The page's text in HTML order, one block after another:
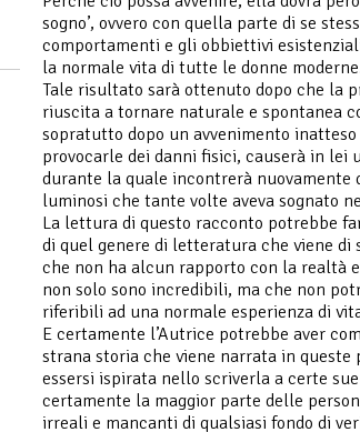
sogno’, ovvero con quella parte di se
comportamenti e gli obbiettivi
la normale vita di tutte le donne
Tale risultato sarà ottenuto dopo che la
riuscita a tornare naturale e spontanea
sopratutto dopo un avvenimento
provocarle dei danni fisici, causerà in lei
durante la quale incontrerà nuovamente
luminosi che tante volte aveva sognato
La lettura di questo racconto potrebbe
di quel genere di letteratura che viene
che non ha alcun rapporto con la realtà
non solo sono incredibili, ma che non
riferibili ad una normale esperienza di
E certamente l’Autrice potrebbe aver
strana storia che viene narrata in queste
essersi ispirata nello scriverla a certe
certamente la maggior parte delle
irreali e mancanti di qualsiasi fondo di